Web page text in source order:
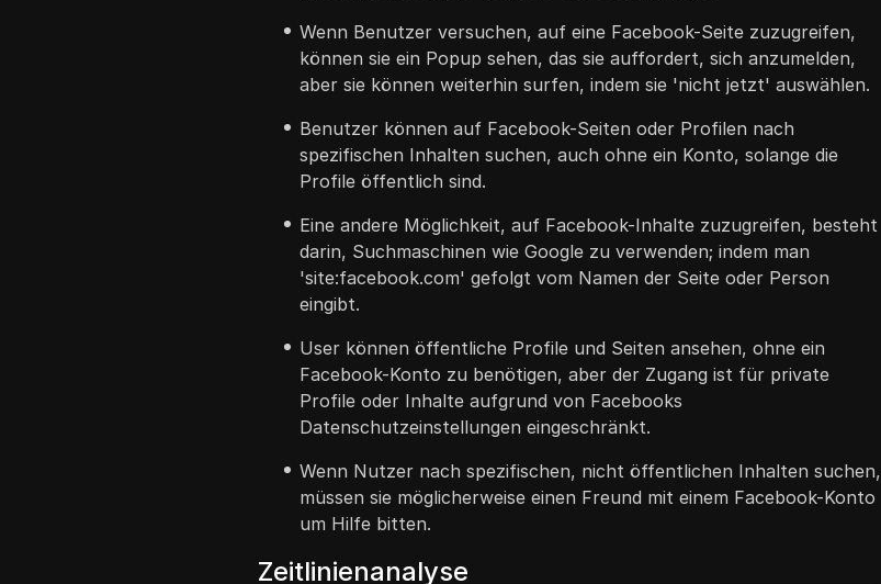
Wenn Benutzer versuchen, auf eine Facebook-Seite zuzugreifen,
können sie ein Popup sehen, das sie auffordert, sich anzumelden,
aber sie können weiterhin surfen, indem sie 'nicht jetzt' auswählen.
Benutzer können auf Facebook-Seiten oder Profilen nach
spezifischen Inhalten suchen, auch ohne ein Konto, solange die
Profile öffentlich sind.
Eine andere Möglichkeit, auf Facebook-Inhalte zuzugreifen, besteht
darin, Suchmaschinen wie Google zu verwenden; indem man
'site:facebook.com' gefolgt vom Namen der Seite oder Person
eingibt.
User können öffentliche Profile und Seiten ansehen, ohne ein
Facebook-Konto zu benötigen, aber der Zugang ist für private
Profile oder Inhalte aufgrund von Facebooks
Datenschutzeinstellungen eingeschränkt.
Wenn Nutzer nach spezifischen, nicht öffentlichen Inhalten suchen,
müssen sie möglicherweise einen Freund mit einem Facebook-Konto
um Hilfe bitten.
Zeitlinienanalyse